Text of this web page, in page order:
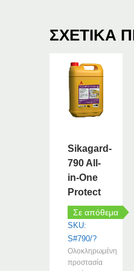
ΣΧΕΤΙΚΆ
Sikagard-
790 All-
in-One
Protect
Σε απόθεμα
SKU:
S#790/?
Ολοκληρωμένη
προστασία